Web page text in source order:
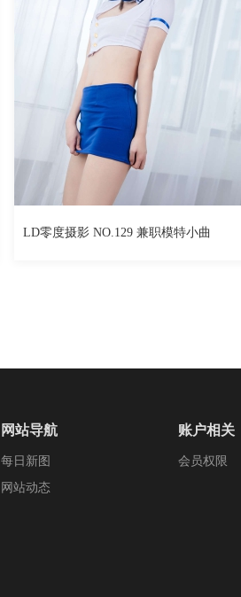
2448 阅读 0
LD零度摄影 NO.129 兼职模特小曲
网站导航
每日新图
网站动态
账户相关
会员权限